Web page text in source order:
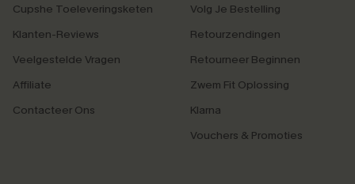
Cupshe Toeleveringsketen
Klanten-Reviews
Veelgestelde Vragen
Affiliate
Contacteer Ons
Volg Je Bestelling
Retourzendingen
Retourneer Beginnen
Zwem Fit Oplossing
Klarna
Vouchers & Promoties